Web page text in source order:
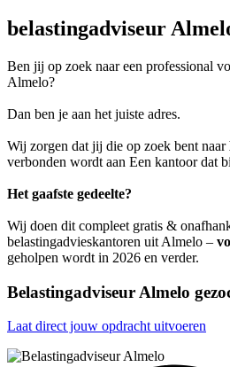
belastingadviseur
Ben jij op zoek naar een professional
Almelo?
Dan ben je aan het juiste adres.
Wij zorgen dat jij die op zoek bent naar
verbonden wordt aan Een kantoor dat
Het gaafste gedeelte?
Wij doen dit compleet gratis &
belastingadvieskantoren uit Almelo –
geholpen wordt in 2026 en verder.
Belastingadviseur Almelo
Laat direct jouw opdracht uitvoeren